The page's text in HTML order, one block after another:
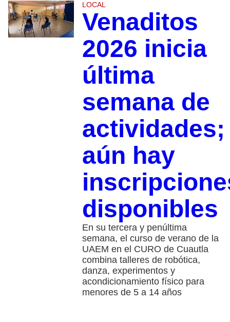
LOCAL
Venaditos
2026 inicia
última
semana de
actividades;
aún hay
disponibles
En su tercera y penúltima
semana, el curso de verano de la
UAEM en el CURO de Cuautla
combina talleres de robótica,
danza, experimentos y
acondicionamiento físico para
menores de 5 a 14 años